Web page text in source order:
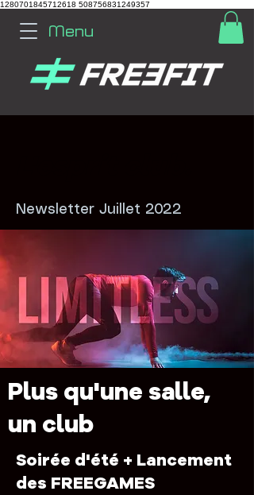
1280701845712618 508756831249357
Menu
Newsletter Juillet 2022
Plus qu'une salle,
un club
Soirée d'été + Lancement
des FREEGAMES